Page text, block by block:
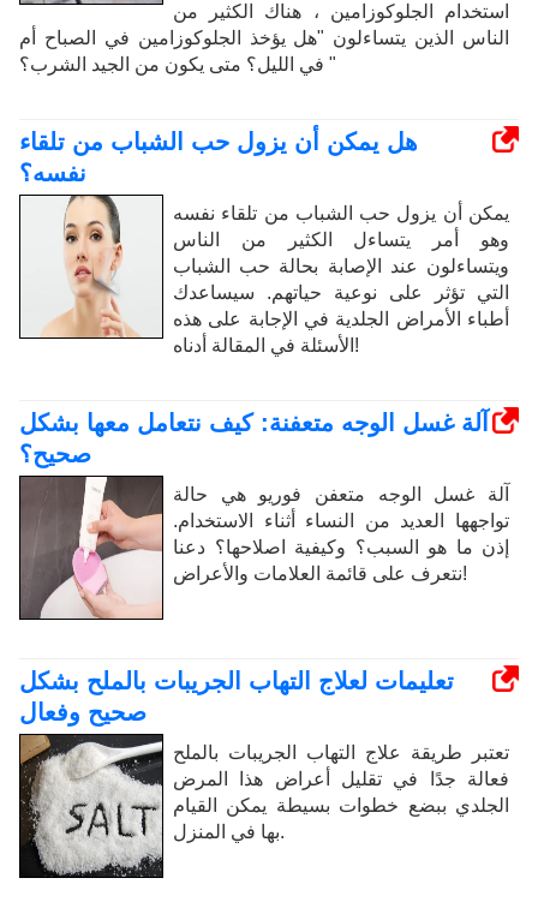
استخدام الجلوكوزامين ، هناك الكثير من
الناس الذين يتساءلون "هل يؤخذ الجلوكوزامين في الصباح أم
في الليل؟ متى يكون من الجيد الشرب؟ "
هل يمكن أن يزول حب الشباب من تلقاء
نفسه؟
يمكن أن يزول حب الشباب من تلقاء نفسه
وهو أمر يتساءل الكثير من الناس
ويتساءلون عند الإصابة بحالة حب الشباب
التي تؤثر على نوعية حياتهم. سيساعدك
أطباء الأمراض الجلدية في الإجابة على هذه
الأسئلة في المقالة أدناه!
آلة غسل الوجه متعفنة: كيف نتعامل معها بشكل
صحيح؟
آلة غسل الوجه متعفن فوريو هي حالة
تواجهها العديد من النساء أثناء الاستخدام.
إذن ما هو السبب؟ وكيفية اصلاحها؟ دعنا
نتعرف على قائمة العلامات والأعراض!
تعليمات لعلاج التهاب الجريبات بالملح بشكل
صحيح وفعال
تعتبر طريقة علاج التهاب الجريبات بالملح
فعالة جدًا في تقليل أعراض هذا المرض
الجلدي ببضع خطوات بسيطة يمكن القيام
بها في المنزل.